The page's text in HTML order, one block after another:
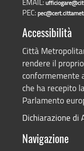
PEC:
Accessibilità
Città
rendere il
conformemente
che ha recepito
Parlamento
Dichiarazione di
Navigazione